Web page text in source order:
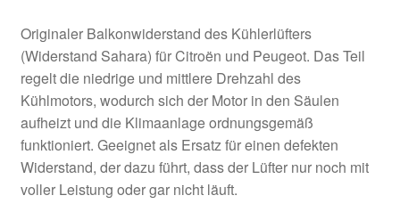
Originaler Balkonwiderstand des Kühlerlüfters
(Widerstand Sahara) für Citroën und Peugeot. Das Teil
regelt die niedrige und mittlere Drehzahl des
Kühlmotors, wodurch sich der Motor in den Säulen
aufheizt und die Klimaanlage ordnungsgemäß
funktioniert. Geeignet als Ersatz für einen defekten
Widerstand, der dazu führt, dass der Lüfter nur noch mit
voller Leistung oder gar nicht läuft.